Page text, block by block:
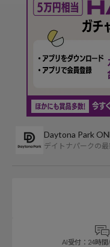
Daytona Park
デイトナパークの
AI受付：24時